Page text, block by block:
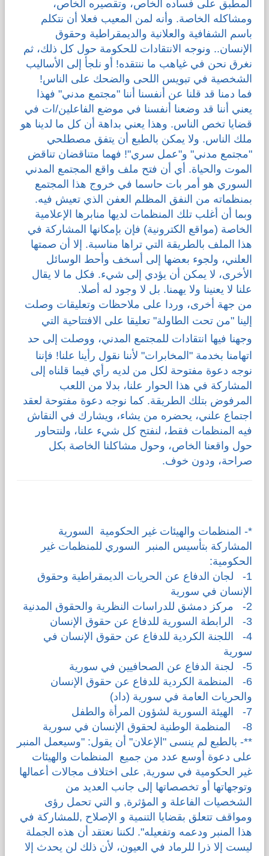
المطبق على فساده الخاص، وتقصيره الخاص،
ومشاكله الخاصة. وأنه لمن المعيب فعلا أن نتكلم
باسم الشفافية والعلانية والديمقراطية وحقوق
الإنسان.. ونوجه الانتقادات للحكومة حول كل ذلك، ثم
نغرق نحن في غياهب ما ننتقده! أو نلجأ إلى الأساليب
الشخصية في تبويس اللحى والضحك على الناس!
فما دمنا قد قلنا عن أنفسنا أننا "مجتمع مدني" فهذا
يعني أننا قد وضعنا أنفسنا في موضع الفاعلين/ات في
قضايا تخص الناس. وهذا يعني بداهة أن كل ما لدينا هو
ملك الناس. ولا يمكن بالطبع أن يتفق مصطلحي
"مجتمع مدني" و"عمل سري"! فهما متناقضان تناقض
الموت والحياة. أي أن فتح ملف واقع المجتمع المدني
السوري هو أمر بات حاسما في خروج هذا المجتمع
بمنظماته من النفق المظلم العفن الذي تعيش فيه.
وبما أن أغلب تلك المنظمات لديها منابرها الإعلامية
الخاصة (مواقع الكترونية) فإن بإمكانها المشاركة في
هذا الملف بالطريقة التي تراها مناسبة. إلا أن صمتها
العلني، ولجوء بعضها إلى أسخف وأحط الوسائل
الأخرى، لا يمكن أن يؤدي إلى شيء. فكل ما لا يقال
علنا لا يعنينا ولا يهمنا. بل لا وجود له أصلا.
من جهة أخرى، وردا على ملاحظات وتعليقات وصلت
إلينا "من تحت الطاولة" تعليقا على الافتتاحية التي
وجهنا فيها انتقادات للمجتمع المدني، ووصلت إلى حد
اتهامنا بخدمة "المخابرات" لأننا نقول رأينا علنا! فإننا
نوجه دعوة مفتوحة لكل من لديه رأي فيما قلناه إلى
المشاركة في هذا الحوار علنا، بدلا من اللعب
المرفوض بتلك الطريقة. كما نوجه دعوة مفتوحة لعقد
اجتماع علني، يحضره من يشاء، ويشارك في النقاش
فيه المنظمات فقط، لنفتح كل شيء علنا، ولنتحاور
حول واقعنا الخاص، وحول مشاكلنا الخاصة بكل
صراحة، ودون خوف.
*- المنظمات والهيئات غير الحكومية السورية
المشاركة بتأسيس المنبر السوري للمنظمات غير
الحكومية:
1- لجان الدفاع عن الحريات الديمقراطية وحقوق
الإنسان في سورية
2- مركز دمشق للدراسات النظرية والحقوق المدنية
3- الرابطة السورية للدفاع عن حقوق الإنسان
4- اللجنة الكردية للدفاع عن حقوق الإنسان في
سورية
5- لجنة الدفاع عن الصحافيين في سورية
6- المنظمة الكردية للدفاع عن حقوق الإنسان
والحريات العامة في سورية (داد)
7- الهيئة السورية لشؤون المرأة والطفل
8- المنظمة الوطنية لحقوق الإنسان في سورية
**- بالطبع لم ينسى "الإعلان" أن يقول: "وسيعمل المنبر
على دعوة أوسع عدد من جميع المنظمات والهيئات
غير الحكومية في سورية, على اختلاف مجالات أعمالها
وتوجهاتها أو تخصصاتها إلى جانب العديد من
الشخصيات الفاعلة و المؤثرة, و التي تحمل رؤى
ومواقف تتعلق بقضايا التنمية و الإصلاح ,للمشاركة في
هذا المنبر ودعمه وتفعيله". لكننا نعتقد أن هذه الجملة
ليست إلا ذرا للرماد في العيون، لأن ذلك لن يحدث إلا